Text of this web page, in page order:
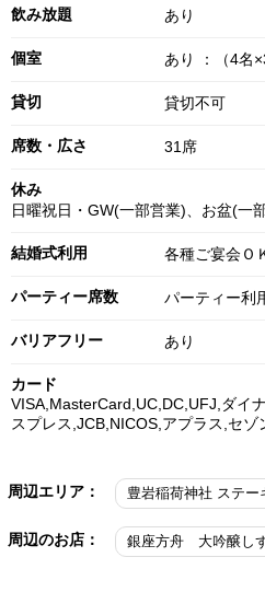
飲み放題 あり
個室 あり ：（4名
貸切 貸切不可
席数・広さ 31席
休み
日曜祝日・GW(一部営業)、お盆(一
結婚式利用 各種ご宴会Ｏ
パーティー席数 パーティー利
バリアフリー あり
カード
VISA,MasterCard,UC,DC,UFJ,ダイ
スプレス,JCB,NICOS,アプラス,セゾ
周辺エリア： 豊岩稲荷神社 ステー
周辺のお店： 銀座方舟 大吟醸し